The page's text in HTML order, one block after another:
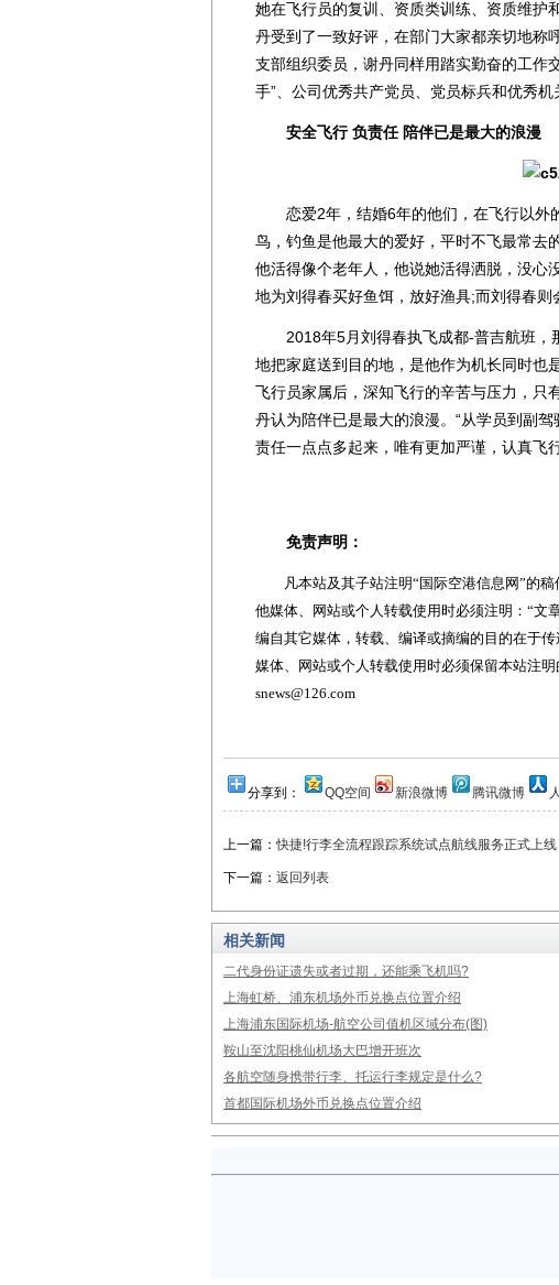
她在飞行员的复训、资质类训练、资质维护
丹受到了一致好评，在部门大家都亲切地称
支部组织委员，谢丹同样用踏实勤奋的工作
手”、公司优秀共产党员、党员标兵和优秀
安全飞行 负责任 陪伴已是最大的浪漫
恋爱2年，结婚6年的他们，在飞行以外
鸟，钓鱼是他最大的爱好，平时不飞最常去
他活得像个老年人，他说她活得洒脱，没心
地为刘得春买好鱼饵，放好渔具;而刘得春则
2018年5月刘得春执飞成都-普吉航班，
地把家庭送到目的地，是他作为机长同时也
飞行员家属后，深知飞行的辛苦与压力，只
丹认为陪伴已是最大的浪漫。“从学员到副
责任一点点多起来，唯有更加严谨，认真飞
免责声明：
凡本站及其子站注明“国际空港信息网”的稿
他媒体、网站或个人转载使用时必须注明：“文
编自其它媒体，转载、编译或摘编的目的在于
媒体、网站或个人转载使用时必须保留本站注
snews@126.com
分享到： QQ空间 新浪微博 腾讯微博
上一篇：快捷!行李全流程跟踪系统试点航线服务正式上线
下一篇： 返回列表
相关新闻
二代身份证遗失或者过期，还能乘飞机吗?
上海虹桥、浦东机场外币兑换点位置介绍
上海浦东国际机场-航空公司值机区域分布(图)
鞍山至沈阳桃仙机场大巴增开班次
各航空随身携带行李、托运行李规定是什么?
首都国际机场外币兑换点位置介绍